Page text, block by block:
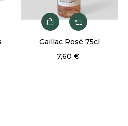
Gaillac Rosé 75cl
7,60 €